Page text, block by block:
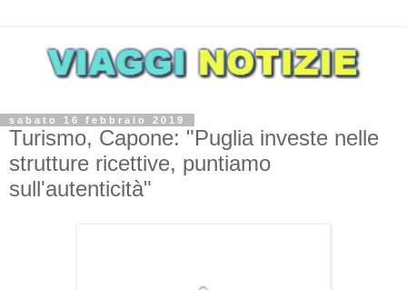
sabato 16 febbraio 2019
Turismo, Capone: "Puglia investe nelle
strutture ricettive, puntiamo
sull'autenticità"